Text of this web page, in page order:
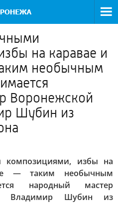
на каравае и
необычным
Воронежской
Шубин из
композициями, избы на
— таким необычным
народный мастер
Владимир Шубин из